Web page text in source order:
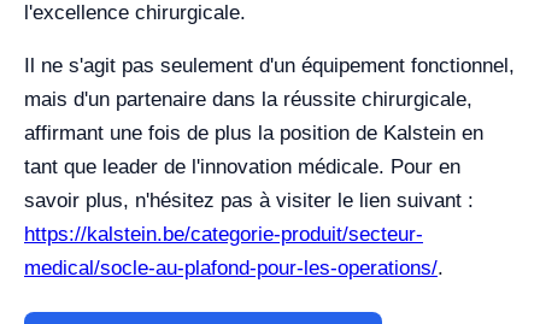
l'excellence chirurgicale.
Il ne s'agit pas seulement d'un équipement fonctionnel,
mais d'un partenaire dans la réussite chirurgicale,
affirmant une fois de plus la position de Kalstein en
tant que leader de l'innovation médicale. Pour en
savoir plus, n'hésitez pas à visiter le lien suivant :
https://kalstein.be/categorie-produit/secteur-
medical/socle-au-plafond-pour-les-operations/.